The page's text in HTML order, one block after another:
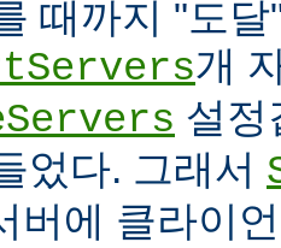
때까지 "도
개
설정
었다. 그래서
버에 클라이